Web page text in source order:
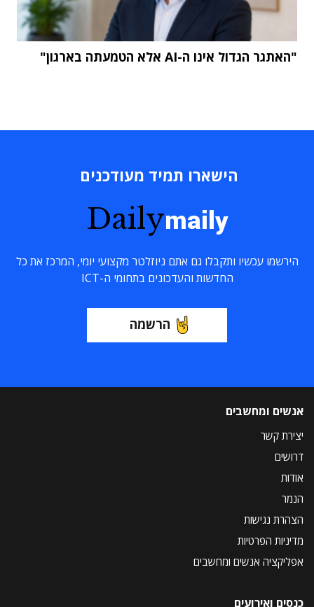
"האתגר הגדול אינו ה-AI אלא הטמעתה בארגון"
הישארו תמיד מעודכנים
Dailymaily
הירשמו עכשיו ותקבלו גם אתם ניוזלטר מקצועי יומי, המרכז את כל
החדשות והעדכונים בתחומי ה-ICT
הרשמה
אנשים ומחשבים
יצירת קשר
דרושים
אודות
הנמר
הצהרת נגישות
מדיניות הפרטיות
אפליקציה אנשים ומחשבים
כנסים ואירועים